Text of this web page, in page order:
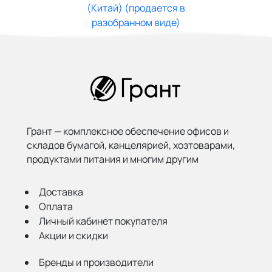
Грант — комплексное обеспечение офисов и
складов бумагой, канцелярией, хозтоварами,
продуктами питания и многим другим
Доставка
Оплата
Личный кабинет покупателя
Акции и скидки
Бренды и производители